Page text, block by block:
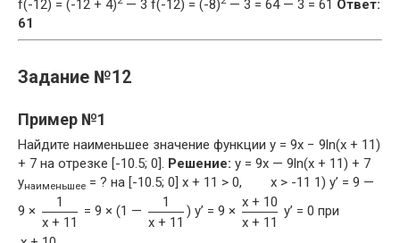
f(-12) = (-12 + 4) — 3 f(-12) = (-8) — 3 = 64 — 3 = 61 Ответ:
61
Задание №12
Пример №1
Найдите наименьшее значение функции y = 9x − 9ln(x + 11)
+ 7 на отрезке [-10.5; 0]. Решение: y = 9x — 9ln(x + 11) + 7
yнаименьшее = ? на [-10.5; 0] x + 11 > 0, x > -11 1) y’ = 9 —
9 ×
1
x + 11
= 9 × (1 —
1
x + 11
) y’ = 9 ×
x + 10
x + 11
y’ = 0 при